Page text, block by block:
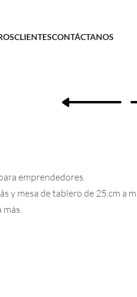
CLIENTESCONTÁCTANOS
emprendedores.
y mesa de tablero de 25.cm a
más.